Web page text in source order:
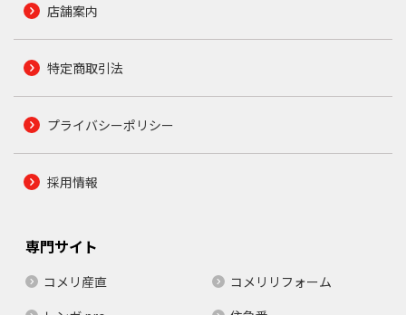
店舗案内
特定商取引法
プライバシーポリシー
採用情報
専門サイト
コメリ産直
コメリリフォーム